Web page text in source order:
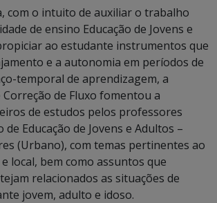
com o intuito de auxiliar o trabalho
de ensino Educação de Jovens e
ao estudante instrumentos que
e a autonomia em períodos de
temporal de aprendizagem, a
de Fluxo fomentou a
de estudos pelos professores
Educação de Jovens e Adultos –
(Urbano), com temas pertinentes ao
local, bem como assuntos que
relacionados as situações de
jovem, adulto e idoso.